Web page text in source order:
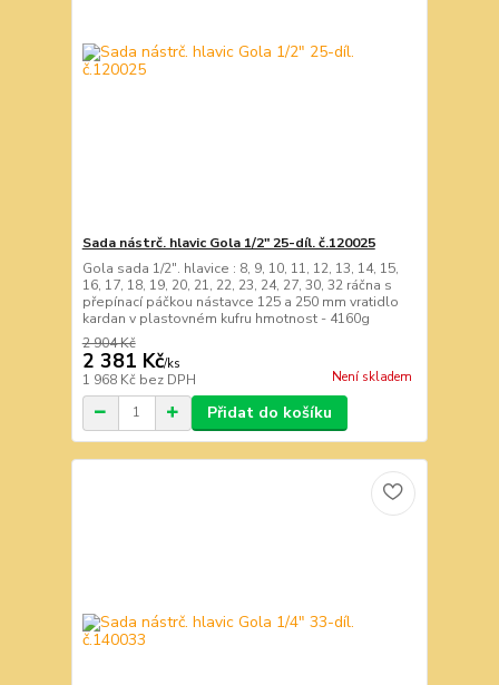
Sada nástrč. hlavic Gola 1/2" 25-díl. č.120025
Gola sada 1/2". hlavice : 8, 9, 10, 11, 12, 13, 14, 15,
16, 17, 18, 19, 20, 21, 22, 23, 24, 27, 30, 32 ráčna s
přepínací páčkou nástavce 125 a 250 mm vratidlo
kardan v plastovném kufru hmotnost - 4160g
2 904 Kč
2 381 Kč/ks
1 968 Kč bez DPH Není skladem
Přidat do košíku